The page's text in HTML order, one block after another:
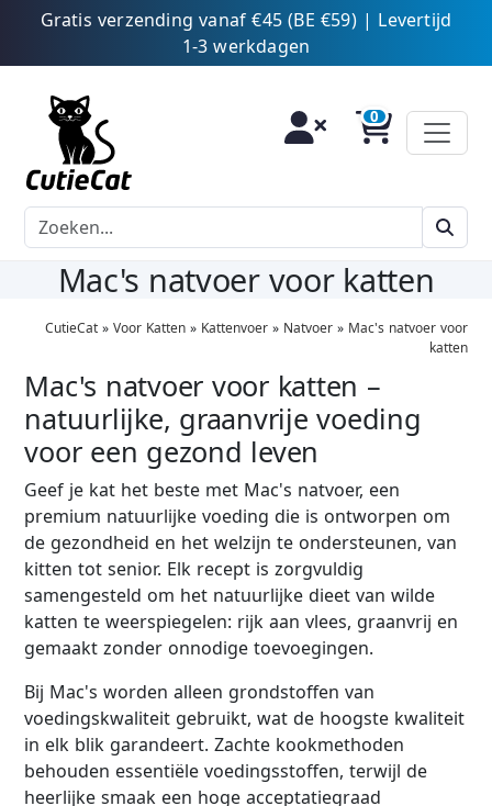
Gratis verzending vanaf €45 (BE €59) | Levertijd
1-3 werkdagen
Mac's natvoer voor katten
CutieCat» Voor Katten» Kattenvoer» Natvoer» Mac's natvoer voor
katten
Mac's natvoer voor katten –
natuurlijke, graanvrije voeding
voor een gezond leven
Geef je kat het beste met Mac's natvoer, een
premium natuurlijke voeding die is ontworpen om
de gezondheid en het welzijn te ondersteunen, van
kitten tot senior. Elk recept is zorgvuldig
samengesteld om het natuurlijke dieet van wilde
katten te weerspiegelen: rijk aan vlees, graanvrij en
gemaakt zonder onnodige toevoegingen.
Bij Mac's worden alleen grondstoffen van
voedingskwaliteit gebruikt, wat de hoogste kwaliteit
in elk blik garandeert. Zachte kookmethoden
behouden essentiële voedingsstoffen, terwijl de
heerlijke smaak een hoge acceptatiegraad